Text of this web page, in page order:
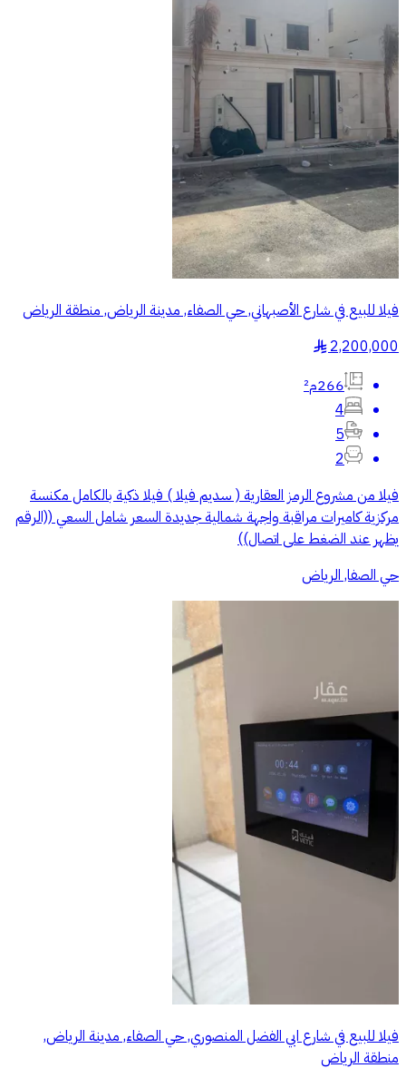
فيلا للبيع في شارع الأصبهاني, حي الصفاء, مدينة الرياض, منطقة الرياض
2,200,000
§
266م²
4
5
2
فيلا من مشروع الرمز العقارية ( سديم فيلا ) فيلا ذكية بالكامل مكنسة
مركزية كاميرات مراقبة واجهة شمالية جديدة السعر شامل السعي ((الرقم
يظهر عند الضغط على اتصال))
حي الصفا, الرياض
فيلا للبيع في شارع ابي الفضل المنصوري, حي الصفاء, مدينة الرياض,
منطقة الرياض